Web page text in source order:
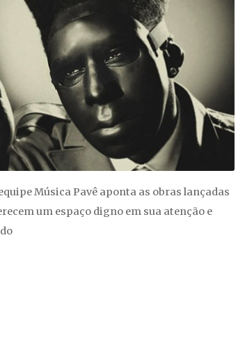
Música Pavê aponta as obras lançadas
um espaço digno em sua atenção e